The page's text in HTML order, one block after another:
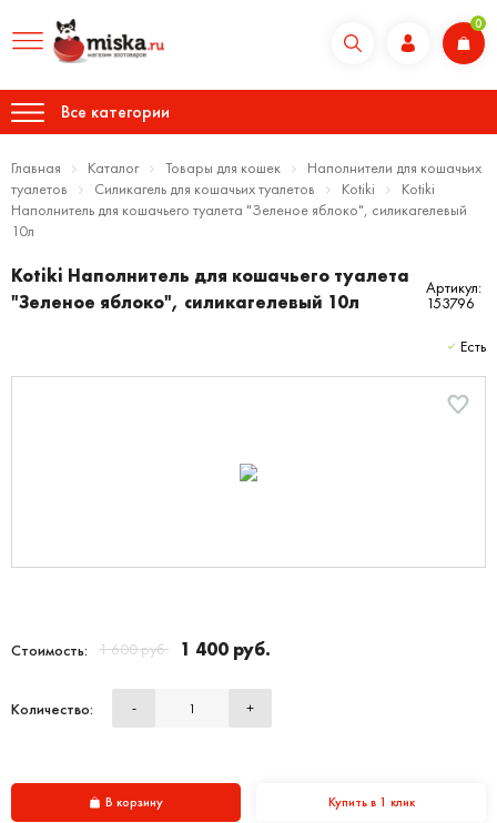
0
Все категории
Главная Каталог Товары для кошек
Наполнители для кошачьих
туалетов
Силикагель для кошачьих туалетов Kotiki
Kotiki
Наполнитель для кошачьего туалета "Зеленое яблоко", силикагелевый
10л
Kotiki Наполнитель для кошачьего туалета
"Зеленое яблоко", силикагелевый 10л
Артикул:
153796
Есть
Стоимость: 1 600 руб. 1 400 руб.
Количество: - +
В корзину Купить в 1 клик